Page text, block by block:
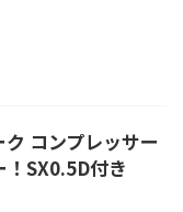
コンプレッサー
SX0.5D付き